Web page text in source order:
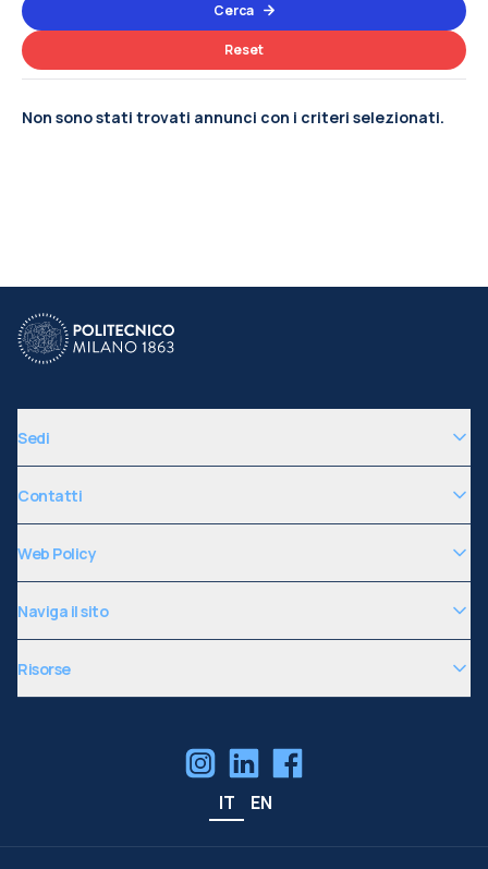
Cerca
Reset
Non sono stati trovati annunci con i criteri selezionati.
Sedi
Contatti
Web Policy
Naviga il sito
Risorse
IT EN